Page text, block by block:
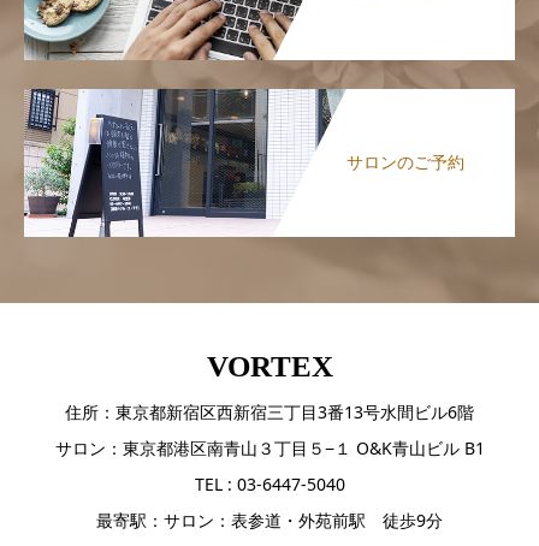
サロンのご予約
VORTEX
住所：東京都新宿区西新宿三丁目3番13号水間ビル6階
サロン：東京都港区南青山３丁目５−１ O&K青山ビル B1
TEL : 03-6447-5040
最寄駅：サロン：表参道・外苑前駅 徒歩9分